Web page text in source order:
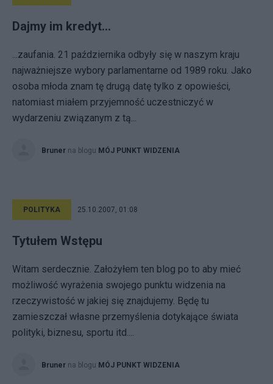
Dajmy im kredyt...
...zaufania. 21 października odbyły się w naszym kraju
najważniejsze wybory parlamentarne od 1989 roku. Jako
osoba młoda znam tę drugą datę tylko z opowieści,
natomiast miałem przyjemność uczestniczyć w
wydarzeniu związanym z tą...
Bruner na blogu MÓJ PUNKT WIDZENIA
POLITYKA 25.10.2007, 01:08
Tytułem Wstępu
Witam serdecznie. Założyłem ten blog po to aby mieć
możliwość wyrażenia swojego punktu widzenia na
rzeczywistość w jakiej się znajdujemy. Będę tu
zamieszczał własne przemyślenia dotykające świata
polityki, biznesu, sportu itd....
Bruner na blogu MÓJ PUNKT WIDZENIA